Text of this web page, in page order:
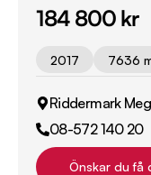
184 800 kr
2017 7636
Riddermark
08-572 140 20
Önskar du få